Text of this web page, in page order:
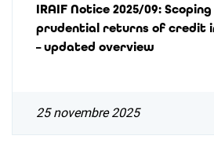
IRAIF Notice 2025/09:
prudential returns of credit
– updated overview
25 novembre 2025